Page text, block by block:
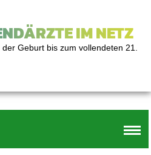
IM NETZ
Geburt bis zum vollendeten 21.